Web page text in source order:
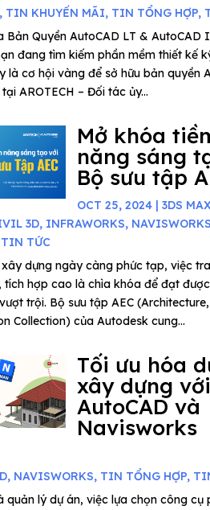
, TIN KHUYẾN MÃI, TIN TỔNG HỢP,
Bản Quyền AutoCAD LT & AutoCAD
đang tìm kiếm phần mềm thiết kế
là cơ hội vàng để sở hữu bản quyền
AROTECH – Đối tác ủy...
Mở khóa
năng sáng
Bộ sưu tập
OCT 25, 2024 |3DS
3D, INFRAWORKS, NAVISWORKS
TIN TỨC
dựng ngày càng phức tạp, việc
tích hợp cao là chìa khóa để đạt
trội. Bộ sưu tập AEC (Architecture,
Collection) của Autodesk cung...
Tối ưu hóa
xây dựng với
AutoCAD và
Navisworks
, NAVISWORKS, TIN TỔNG HỢP,
quản lý dự án, việc lựa chọn công cụ